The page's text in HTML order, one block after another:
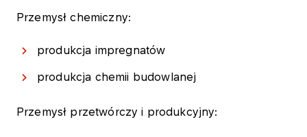
Przemysł chemiczny:
produkcja impregnatów
produkcja chemii budowlanej
Przemysł przetwórczy i produkcyjny: